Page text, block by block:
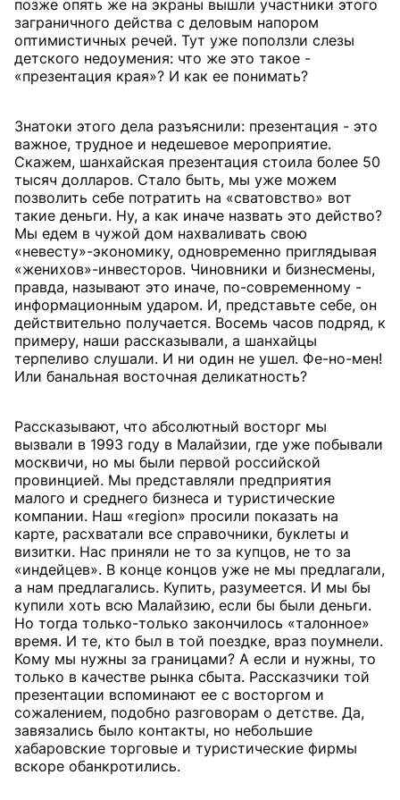
позже опять же на экраны вышли участники этого
заграничного действа с деловым напором
оптимистичных речей. Тут уже поползли слезы
детского недоумения: что же это такое -
«презентация края»? И как ее понимать?
Знатоки этого дела разъяснили: презентация - это
важное, трудное и недешевое мероприятие.
Скажем, шанхайская презентация стоила более 50
тысяч долларов. Стало быть, мы уже можем
позволить себе потратить на «сватовство» вот
такие деньги. Ну, а как иначе назвать это действо?
Мы едем в чужой дом нахваливать свою
«невесту»-экономику, одновременно приглядывая
«женихов»-инвесторов. Чиновники и бизнесмены,
правда, называют это иначе, по-современному -
информационным ударом. И, представьте себе, он
действительно получается. Восемь часов подряд, к
примеру, наши рассказывали, а шанхайцы
терпеливо слушали. И ни один не ушел. Фе-но-мен!
Или банальная восточная деликатность?
Рассказывают, что абсолютный восторг мы
вызвали в 1993 году в Малайзии, где уже побывали
москвичи, но мы были первой российской
провинцией. Мы представляли предприятия
малого и среднего бизнеса и туристические
компании. Наш «region» просили показать на
карте, расхватали все справочники, буклеты и
визитки. Нас приняли не то за купцов, не то за
«индейцев». В конце концов уже не мы предлагали,
а нам предлагались. Купить, разумеется. И мы бы
купили хоть всю Малайзию, если бы были деньги.
Но тогда только-только закончилось «талонное»
время. И те, кто был в той поездке, враз поумнели.
Кому мы нужны за границами? А если и нужны, то
только в качестве рынка сбыта. Рассказчики той
презентации вспоминают ее с восторгом и
сожалением, подобно разговорам о детстве. Да,
завязались было контакты, но небольшие
хабаровские торговые и туристические фирмы
вскоре обанкротились.